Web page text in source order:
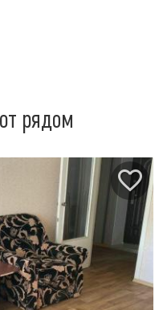
рядом